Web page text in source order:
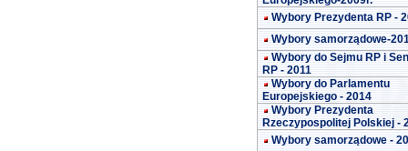
Wybory Prezydenta RP -
Wybory samorządowe-
Wybory do Sejmu RP i
RP - 2011
Wybory do Parlamentu
Europejskiego - 2014
Wybory Prezydenta
Rzeczypospolitej Polskiej -
Wybory samorządowe -